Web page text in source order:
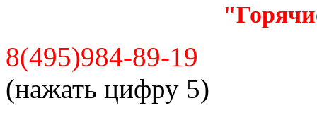
8(495)984-89-19
(нажать цифру 5)